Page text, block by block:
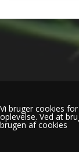
HG Fodbold |
Webmaster
Vi bruger cookies
oplevelse. Ved at
brugen af cookies